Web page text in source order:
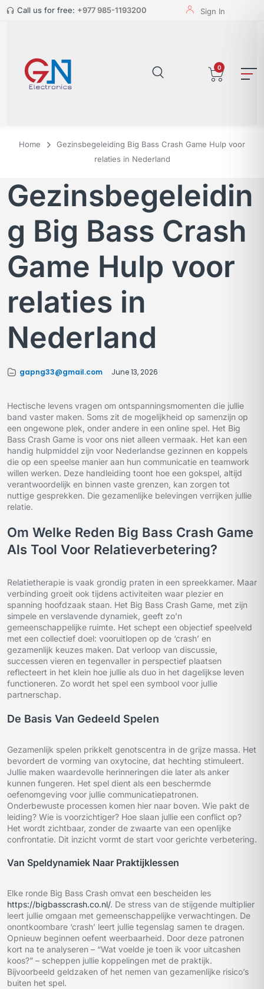
Call us for free: +977 985-1193200 Sign In
0
Home
Gezinsbegeleiding Big Bass Crash Game Hulp voor
relaties in Nederland
Gezinsbegeleidin
g Big Bass Crash
Game Hulp voor
relaties in
Nederland
gapng33@gmail.com June 13, 2026
Hectische levens vragen om ontspanningsmomenten die jullie
band vaster maken. Soms zit de mogelijkheid op samenzijn op
een ongewone plek, onder andere in een online spel. Het Big
Bass Crash Game is voor ons niet alleen vermaak. Het kan een
handig hulpmiddel zijn voor Nederlandse gezinnen en koppels
die op een speelse manier aan hun communicatie en teamwork
willen werken. Deze handleiding toont hoe een gokspel, altijd
verantwoordelijk en binnen vaste grenzen, kan zorgen tot
nuttige gesprekken. Die gezamenlijke belevingen verrijken jullie
relatie.
Om Welke Reden Big Bass Crash Game
Als Tool Voor Relatieverbetering?
Relatietherapie is vaak grondig praten in een spreekkamer. Maar
verbinding groeit ook tijdens activiteiten waar plezier en
spanning hoofdzaak staan. Het Big Bass Crash Game, met zijn
simpele en verslavende dynamiek, geeft zo’n
gemeenschappelijke ruimte. Het schept een objectief speelveld
met een collectief doel: vooruitlopen op de ‘crash’ en
gezamenlijk keuzes maken. Dat verloop van discussie,
successen vieren en tegenvaller in perspectief plaatsen
reflecteert in het klein hoe jullie als duo in het dagelijkse leven
functioneren. Zo wordt het spel een symbool voor jullie
partnerschap.
De Basis Van Gedeeld Spelen
Gezamenlijk spelen prikkelt genotscentra in de grijze massa. Het
bevordert de vorming van oxytocine, dat hechting stimuleert.
Jullie maken waardevolle herinneringen die later als anker
kunnen fungeren. Het spel dient als een beschermde
oefenomgeving voor jullie communicatiepatronen.
Onderbewuste processen komen hier naar boven. Wie pakt de
leiding? Wie is voorzichtiger? Hoe slaan jullie een conflict op?
Het wordt zichtbaar, zonder de zwaarte van een openlijke
confrontatie. Dit inzicht vormt de start voor gerichte verbetering.
Van Speldynamiek Naar Praktijklessen
Elke ronde Big Bass Crash omvat een bescheiden les
https://bigbasscrash.co.nl/. De stress van de stijgende multiplier
leert jullie omgaan met gemeenschappelijke verwachtingen. De
onontkoombare ‘crash’ leert jullie tegenslag samen te dragen.
Opnieuw beginnen oefent weerbaarheid. Door deze patronen
kort na te analyseren – “Wat voelde je toen ik voor uitcashen
koos?” – scheppen jullie koppelingen met de praktijk.
Bijvoorbeeld geldzaken of het nemen van gezamenlijke risico’s
buiten het spel.